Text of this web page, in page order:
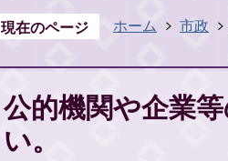
現在のページ ホーム 市政
公的機関や企業
い。